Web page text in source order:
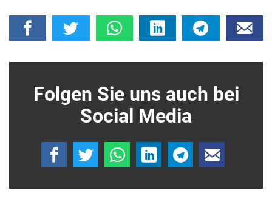
Folgen Sie uns auch bei
Social Media